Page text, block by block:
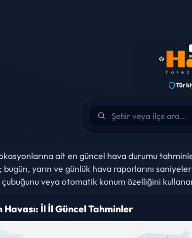
ait en güncel hava durumu
bugün, yarın ve günlük hava raporlarını
veya otomatik konum özelliğini
Havası: İl İl Güncel Tahminler